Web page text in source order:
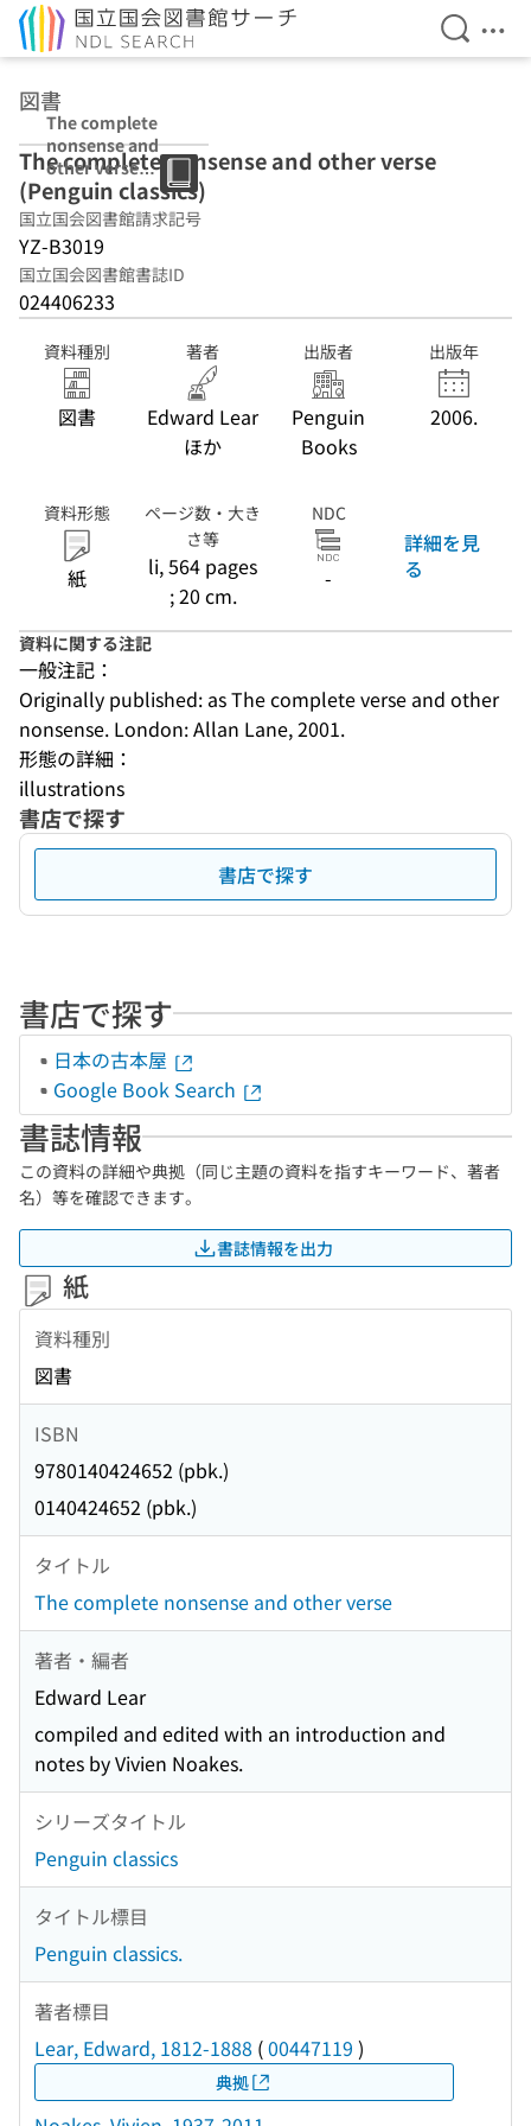
検索を
メ
図書
The complete
nonsense and
other verse
(Penguin
classics)
The complete nonsense and other verse
(Penguin classics)
国立国会図書館請求記号
YZ-B3019
国立国会図書館書誌ID
024406233
資料種別
図書
著者
Edward Lear
ほか
出版者
Penguin
Books
出版年
2006.
資料形態
紙
ページ数・大き
さ等
li, 564 pages
; 20 cm.
NDC
-
詳細を見
る
資料に関する注記
一般注記：
Originally published: as The complete verse and other
nonsense. London: Allan Lane, 2001.
形態の詳細：
illustrations
書店で探す
書店で探す
書店で探す
日本の古本屋
Google Book Search
書誌情報
この資料の詳細や典拠（同じ主題の資料を指すキーワード、著者
名）等を確認できます。
書誌情報を出力
紙
資料種別
図書
ISBN
9780140424652 (pbk.)
0140424652 (pbk.)
タイトル
The complete nonsense and other verse
著者・編者
Edward Lear
compiled and edited with an introduction and
notes by Vivien Noakes.
シリーズタイトル
Penguin classics
タイトル標目
Penguin classics.
著者標目
Lear, Edward, 1812-1888 (00447119 )
典拠